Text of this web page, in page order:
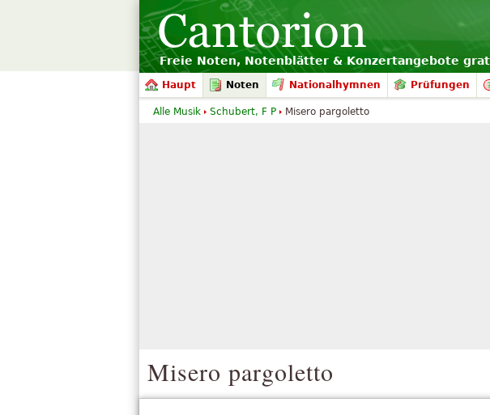
Freie Noten, Notenblätter & Konzertangebote
Haupt Noten Nationalhymnen Prüfungen
Misero pargoletto
Alle Musik Schubert, F P Misero pargoletto